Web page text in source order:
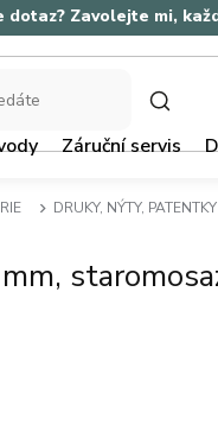
dotaz? Zavolejte mi,
HLEDAT
Záruční servis
DRUKY, NÝTY, PATENTKY